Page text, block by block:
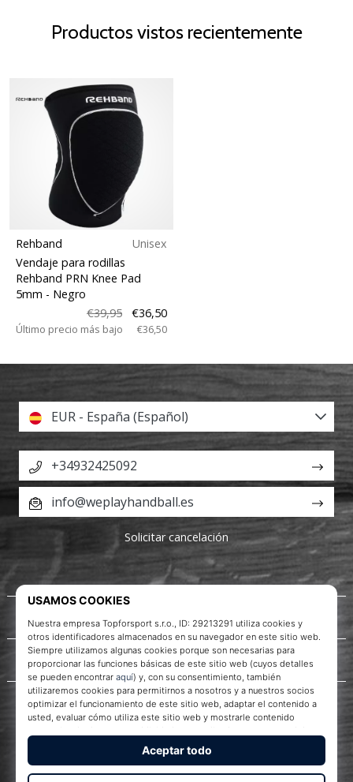
Productos vistos recientemente
Rehband
Unisex
Vendaje para rodillas
Rehband PRN Knee Pad
5mm - Negro
€39,95
€36,50
Último precio más bajo €36,50
WePlayHandball.es
Acerca de nosotros
Servicio al cliente
EUR - España (Español)
+34932425092
info@weplayhandball.es
Solicitar cancelación